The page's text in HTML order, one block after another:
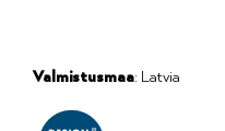
Valmistusmaa: Latvia